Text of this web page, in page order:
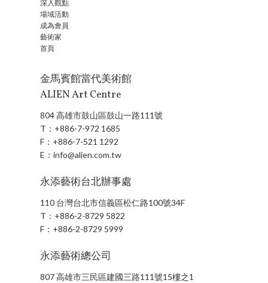
深入觀點
場域活動
成為會員
藝術家
首頁
金馬賓館當代美術館
ALIEN Art Centre
804 高雄市鼓山區鼓山一路111號
T： +886-7-972 1685
F： +886-7-521 1292
E：info@alien.com.tw
永添藝術台北辦事處
110 台灣台北市信義區松仁路100號34F
T： +886-2-8729 5822
F： +886-2-8729 5999
永添藝術總公司
807 高雄市三民區建國三路111號15樓之1